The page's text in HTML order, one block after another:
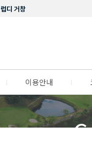
디 거창
이용안내